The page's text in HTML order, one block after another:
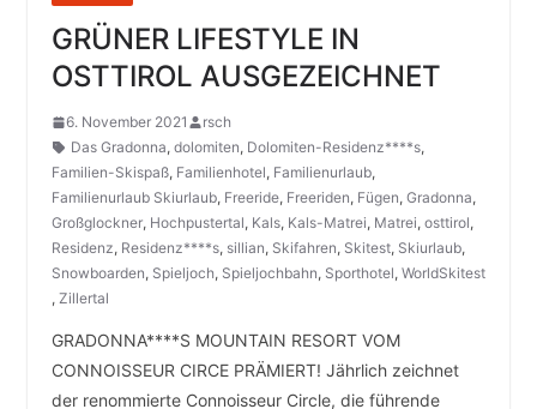
GRÜNER LIFESTYLE IN
OSTTIROL AUSGEZEICHNET
6. November 2021
rsch
Das Gradonna, dolomiten, Dolomiten-Residenz****s,
Familien-Skispaß, Familienhotel, Familienurlaub,
Familienurlaub Skiurlaub, Freeride, Freeriden, Fügen, Gradonna,
Großglockner, Hochpustertal, Kals, Kals-Matrei, Matrei, osttirol,
Residenz, Residenz****s, sillian, Skifahren, Skitest, Skiurlaub,
Snowboarden, Spieljoch, Spieljochbahn, Sporthotel, WorldSkitest
, Zillertal
GRADONNA****S MOUNTAIN RESORT VOM
CONNOISSEUR CIRCE PRÄMIERT! Jährlich zeichnet
der renommierte Connoisseur Circle, die führende